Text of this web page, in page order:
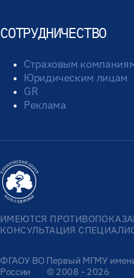
СОТРУДНИЧЕСТВО
Страховым
Юридическим лицам
GR
Реклама
ИМЕЮТСЯ
КОНСУЛЬТАЦИЯ
ФГАОУ ВО Первый МГМУ
России
© 2008 - 2026